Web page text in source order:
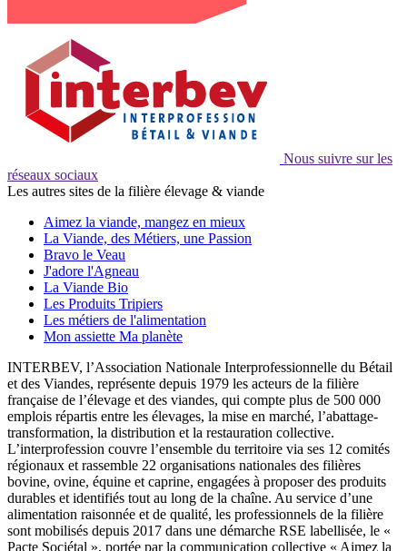
Nous suivre sur les
réseaux sociaux
Les autres sites de la filière élevage & viande
Aimez la viande, mangez en mieux
La Viande, des Métiers, une Passion
Bravo le Veau
J'adore l'Agneau
La Viande Bio
Les Produits Tripiers
Les métiers de l'alimentation
Mon assiette Ma planète
INTERBEV, l’Association Nationale Interprofessionnelle du Bétail
et des Viandes, représente depuis 1979 les acteurs de la filière
française de l’élevage et des viandes, qui compte plus de 500 000
emplois répartis entre les élevages, la mise en marché, l’abattage-
transformation, la distribution et la restauration collective.
L’interprofession couvre l’ensemble du territoire via ses 12 comités
régionaux et rassemble 22 organisations nationales des filières
bovine, ovine, équine et caprine, engagées à proposer des produits
durables et identifiés tout au long de la chaîne. Au service d’une
alimentation raisonnée et de qualité, les professionnels de la filière
sont mobilisés depuis 2017 dans une démarche RSE labellisée, le «
Pacte Sociétal », portée par la communication collective « Aimez la